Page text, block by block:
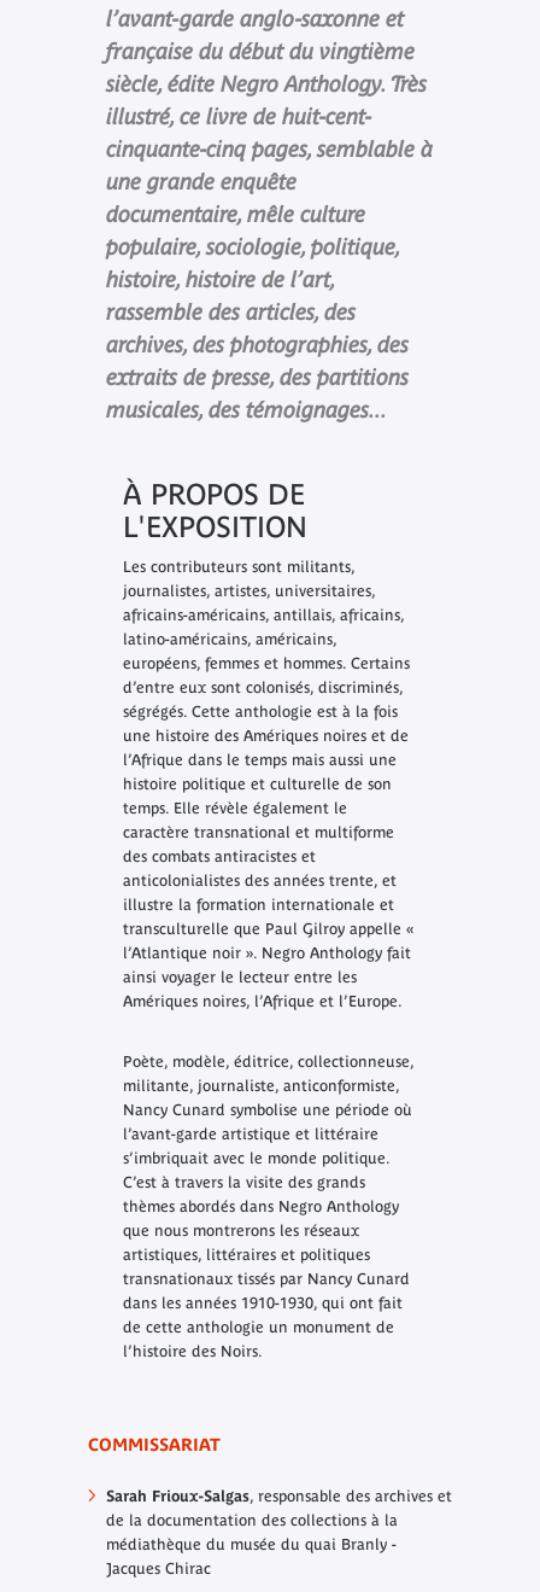
l’avant-garde anglo-saxonne et
française du début du vingtième
siècle, édite Negro Anthology. Très
illustré, ce livre de huit-cent-
cinquante-cinq pages, semblable à
une grande enquête
documentaire, mêle culture
populaire, sociologie, politique,
histoire, histoire de l’art,
rassemble des articles, des
archives, des photographies, des
extraits de presse, des partitions
musicales, des témoignages...
À PROPOS DE
L'EXPOSITION
Les contributeurs sont militants,
journalistes, artistes, universitaires,
africains-américains, antillais, africains,
latino-américains, américains,
européens, femmes et hommes. Certains
d’entre eux sont colonisés, discriminés,
ségrégés. Cette anthologie est à la fois
une histoire des Amériques noires et de
l’Afrique dans le temps mais aussi une
histoire politique et culturelle de son
temps. Elle révèle également le
caractère transnational et multiforme
des combats antiracistes et
anticolonialistes des années trente, et
illustre la formation internationale et
transculturelle que Paul Gilroy appelle «
l’Atlantique noir ». Negro Anthology fait
ainsi voyager le lecteur entre les
Amériques noires, l’Afrique et l’Europe.
Poète, modèle, éditrice, collectionneuse,
militante, journaliste, anticonformiste,
Nancy Cunard symbolise une période où
l’avant-garde artistique et littéraire
s’imbriquait avec le monde politique.
C’est à travers la visite des grands
thèmes abordés dansNegro Anthology
que nous montrerons les réseaux
artistiques, littéraires et politiques
transnationaux tissés par Nancy Cunard
dans les années 1910-1930, qui ont fait
de cette anthologie un monument de
l’histoire des Noirs.
COMMISSARIAT
Sarah Frioux-Salgas, responsable des archives et
de la documentation des collections à la
médiathèque du musée du quai Branly -
Jacques Chirac